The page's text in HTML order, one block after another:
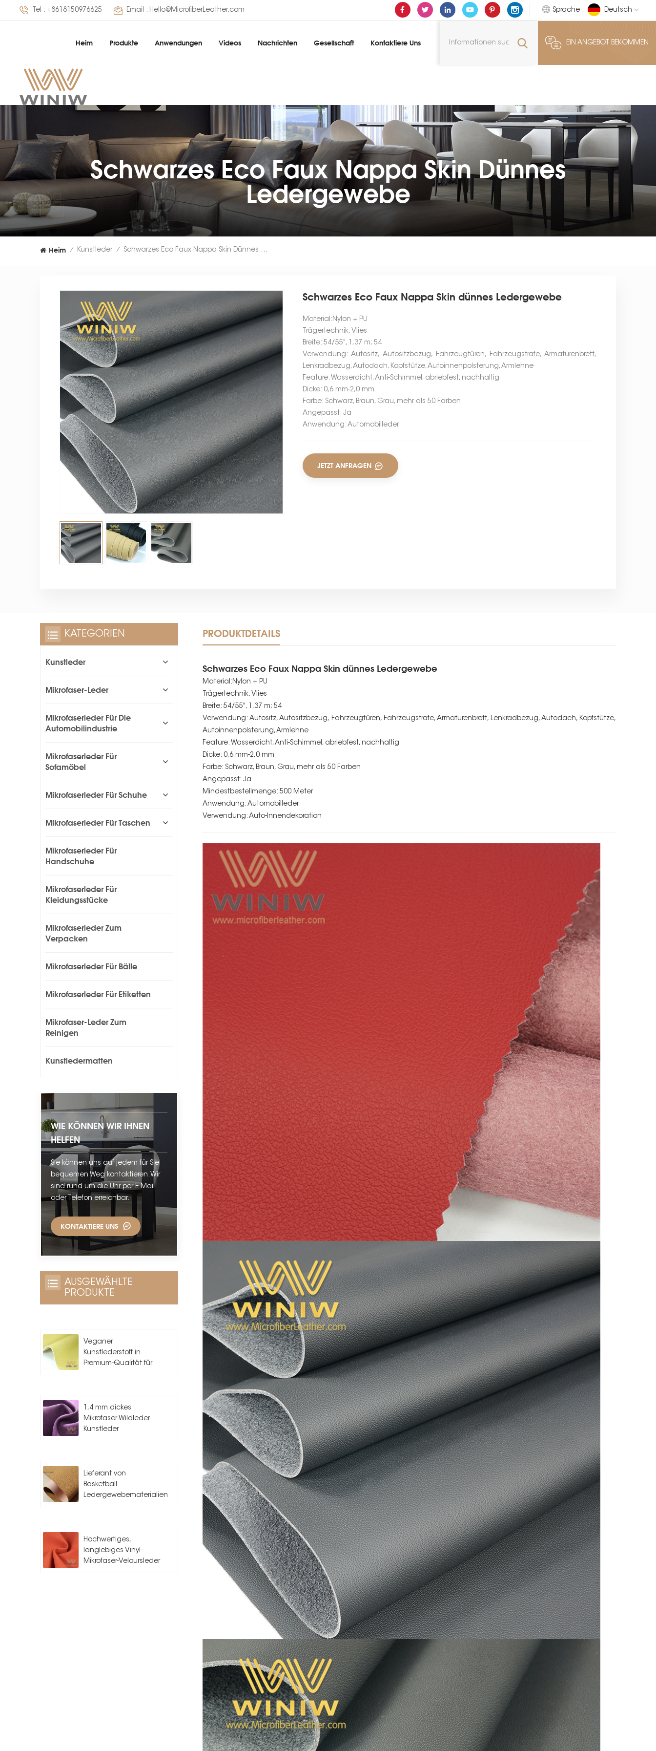
Tel : +8618150976625 Email : Hello@MicrofiberLeather.com Sprache : Deutsch
EIN ANGEBOT BEKOMMEN
Heim Produkte Anwendungen Videos Nachrichten Gesellschaft Kontaktiere Uns
Schwarzes Eco Faux Nappa Skin Dünnes
Ledergewebe
Heim / Kunstleder / Schwarzes Eco Faux Nappa Skin Dünnes Ledergewebe
Schwarzes Eco Faux Nappa Skin dünnes Ledergewebe
Material:Nylon + PU
Trägertechnik: Vlies
Breite: 54/55", 1,37 m; 54
Verwendung: Autositz, Autositzbezug, Fahrzeugtüren, Fahrzeugstrafe, Armaturenbrett,
Lenkradbezug, Autodach, Kopfstütze, Autoinnenpolsterung, Armlehne
Feature: Wasserdicht, Anti-Schimmel, abriebfest, nachhaltig
Dicke: 0,6 mm-2,0 mm
Farbe: Schwarz, Braun, Grau, mehr als 50 Farben
Angepasst: Ja
Anwendung: Automobilleder
JETZT ANFRAGEN
PRODUKTDETAILS
Schwarzes Eco Faux Nappa Skin dünnes Ledergewebe
Material:Nylon + PU
Trägertechnik: Vlies
Breite: 54/55", 1,37 m; 54
Verwendung: Autositz, Autositzbezug, Fahrzeugtüren, Fahrzeugstrafe, Armaturenbrett, Lenkradbezug, Autodach, Kopfstütze,
Autoinnenpolsterung, Armlehne
Feature: Wasserdicht, Anti-Schimmel, abriebfest, nachhaltig
Dicke: 0,6 mm-2,0 mm
Farbe: Schwarz, Braun, Grau, mehr als 50 Farben
Angepasst: Ja
Mindestbestellmenge: 500 Meter
Anwendung: Automobilleder
Verwendung: Auto-Innendekoration
KATEGORIEN
Kunstleder
Mikrofaser-Leder
Mikrofaserleder Für Die
Automobilindustrie
Mikrofaserleder Für
Sofamöbel
Mikrofaserleder Für Schuhe
Mikrofaserleder Für Taschen
Mikrofaserleder Für
Handschuhe
Mikrofaserleder Für
Kleidungsstücke
Mikrofaserleder Zum
Verpacken
Mikrofaserleder Für Bälle
Mikrofaserleder Für Etiketten
Mikrofaser-Leder Zum
Reinigen
Kunstledermatten
WIE KÖNNEN WIR IHNEN
HELFEN
Sie können uns auf jedem für Sie
bequemen Weg kontaktieren. Wir
sind rund um die Uhr per E-Mail
oder Telefon erreichbar.
KONTAKTIERE UNS
AUSGEWÄHLTE
PRODUKTE
Veganer
Kunstlederstoff in
Premium-Qualität für
1,4 mm dickes
Mikrofaser-Wildleder-
Kunstleder
Lieferant von
Basketball-
Ledergewebematerialien
Hochwertiges,
langlebiges Vinyl-
Mikrofaser-Veloursleder